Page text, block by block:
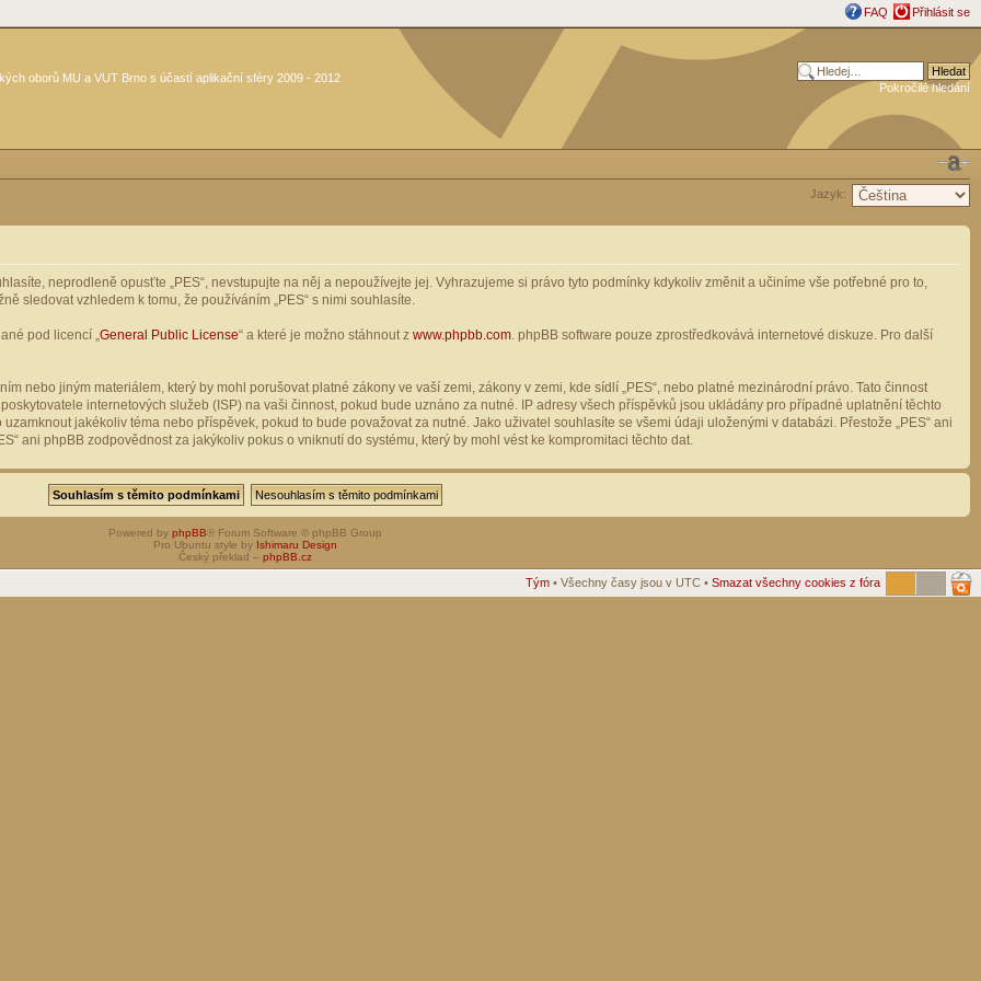
FAQ Přihlásit se
oborů MU a VUT Brno s účastí aplikační sféry 2009 - 2012
Pokročilé hledání
Jazyk:
neprodleně opusťte „PES“, nevstupujte na něj a nepoužívejte jej. Vyhrazujeme si právo tyto podmínky kdykoliv změnit a učiníme vše potřebné pro to,
sledovat vzhledem k tomu, že používáním „PES“ s nimi souhlasíte.
pod licencí „ General Public License“ a které je možno stáhnout z www.phpbb.com . phpBB software pouze zprostředkovává internetové diskuze. Pro další
nebo jiným materiálem, který by mohl porušovat platné zákony ve vaší zemi, zákony v zemi, kde sídlí „PES“, nebo platné mezinárodní právo. Tato činnost
internetových služeb (ISP) na vaši činnost, pokud bude uznáno za nutné. IP adresy všech příspěvků jsou ukládány pro případné uplatnění těchto
jakékoliv téma nebo příspěvek, pokud to bude považovat za nutné. Jako uživatel souhlasíte se všemi údaji uloženými v databázi. Přestože „PES“ ani
ani phpBB zodpovědnost za jakýkoliv pokus o vniknutí do systému, který by mohl vést ke kompromitaci těchto dat.
Powered by phpBB® Forum Software © phpBB Group
Pro Ubuntu style by Ishimaru Design
Český překlad – phpBB.cz
Tým • Všechny časy jsou v UTC • Smazat všechny cookies z fóra